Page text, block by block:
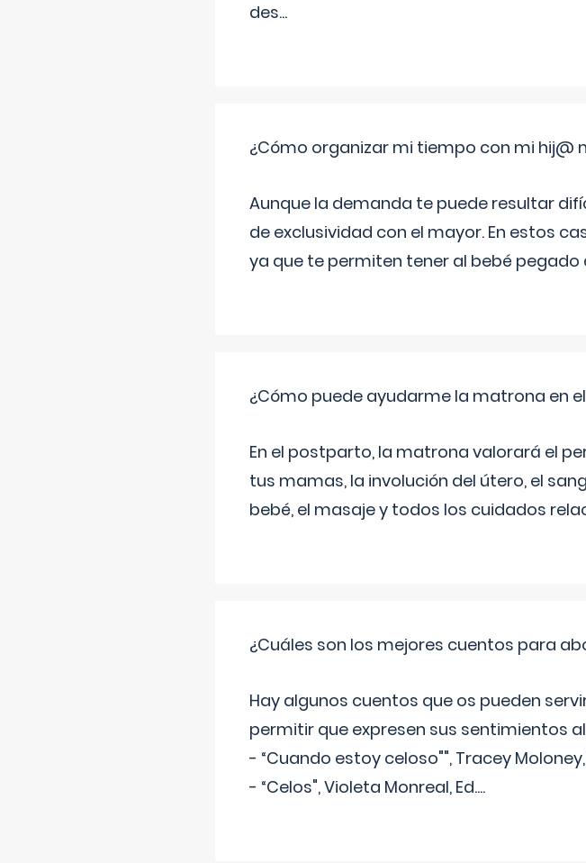
des...
¿Cómo organizar mi tiempo con mi hij@
Aunque la demanda te puede resultar
de exclusividad con el mayor. En estos
ya que te permiten tener al bebé pegado
¿Cómo puede ayudarme la matrona en
En el postparto, la matrona valorará el
tus mamas, la involución del útero, el
bebé, el masaje y todos los cuidados
¿Cuáles son los mejores cuentos para
Hay algunos cuentos que os pueden
permitir que expresen sus sentimientos
- “Cuando estoy celoso"", Tracey Moloney,
- “Celos", Violeta Monreal, Ed....